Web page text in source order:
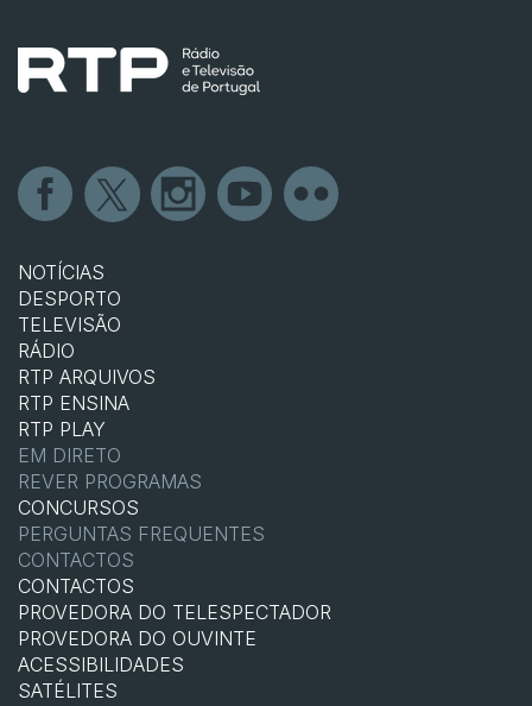
NOTÍCIAS
DESPORTO
TELEVISÃO
RÁDIO
RTP ARQUIVOS
RTP ENSINA
RTP PLAY
EM DIRETO
REVER PROGRAMAS
CONCURSOS
PERGUNTAS FREQUENTES
CONTACTOS
CONTACTOS
PROVEDORA DO TELESPECTADOR
PROVEDORA DO OUVINTE
ACESSIBILIDADES
SATÉLITES